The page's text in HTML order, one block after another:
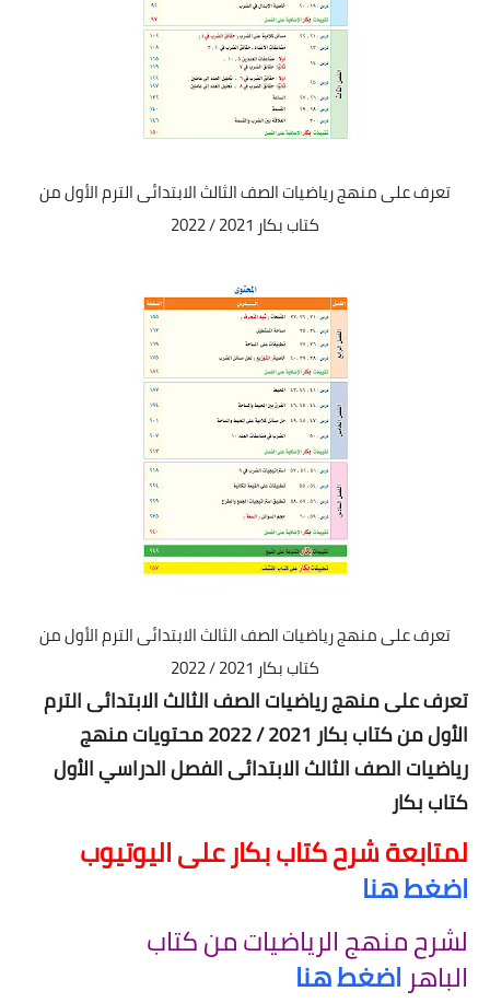
تعرف على منهج رياضيات الصف الثالث الابتدائى الترم الأول من
كتاب بكار 2021 / 2022
تعرف على منهج رياضيات الصف الثالث الابتدائى الترم الأول من
كتاب بكار 2021 / 2022
تعرف على منهج رياضيات الصف الثالث الابتدائى الترم
الأول من كتاب بكار 2021 / 2022 محتويات منهج
رياضيات الصف الثالث الابتدائى الفصل الدراسي الأول
كتاب بكار
لمتابعة شرح كتاب بكار على اليوتيوب
اضغط هنا
لشرح منهج الرياضيات من كتاب
الباهر اضغط هنا